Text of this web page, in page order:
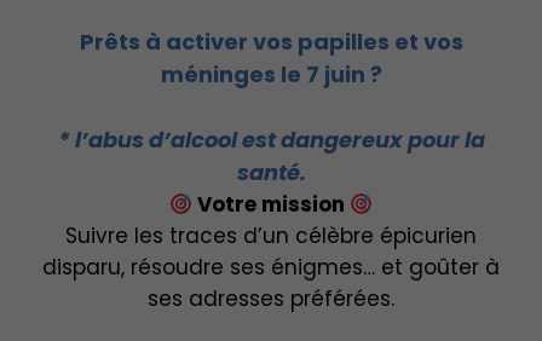
Prêts à activer vos papilles et vos
méninges le 7 juin ?
* l’abus d’alcool est dangereux pour la
santé.
Votre mission
Suivre les traces d’un célèbre épicurien
disparu, résoudre ses énigmes… et goûter à
ses adresses préférées.